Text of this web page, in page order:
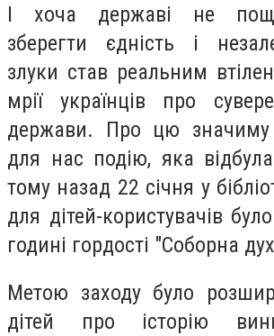
І хоча державі не
зберегти єдність і
злуки став реальним
мрії українців про
держави. Про цю значиму
для нас подію, яка
тому назад 22 січня у
для дітей-користувачів
годині гордості "Соборна
Метою заходу було
дітей про історію